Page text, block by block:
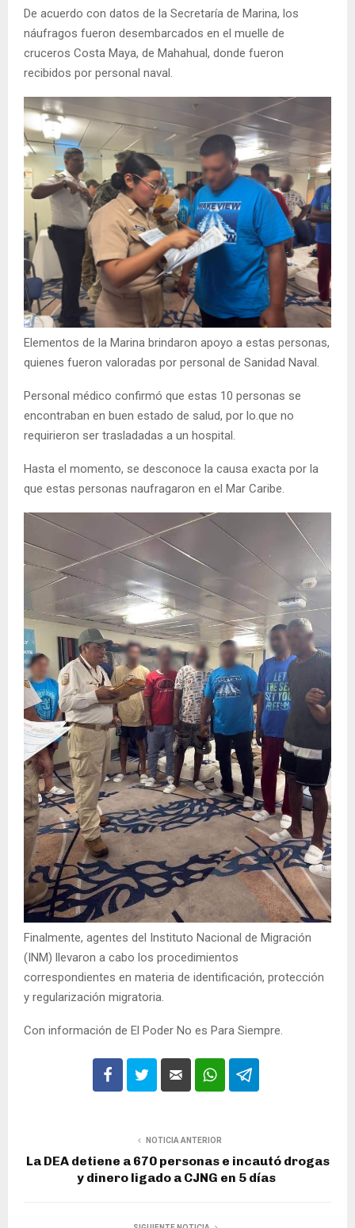
De acuerdo con datos de la Secretaría de Marina, los
náufragos fueron desembarcados en el muelle de
cruceros Costa Maya, de Mahahual, donde fueron
recibidos por personal naval.
Elementos de la Marina brindaron apoyo a estas personas,
quienes fueron valoradas por personal de Sanidad Naval.
Personal médico confirmó que estas 10 personas se
encontraban en buen estado de salud, por lo.que no
requirieron ser trasladadas a un hospital.
Hasta el momento, se desconoce la causa exacta por la
que estas personas naufragaron en el Mar Caribe.
Finalmente, agentes del Instituto Nacional de Migración
(INM) llevaron a cabo los procedimientos
correspondientes en materia de identificación, protección
y regularización migratoria.
Con información de El Poder No es Para Siempre.
NOTICIA ANTERIOR
La DEA detiene a 670 personas e incautó drogas
y dinero ligado a CJNG en 5 días